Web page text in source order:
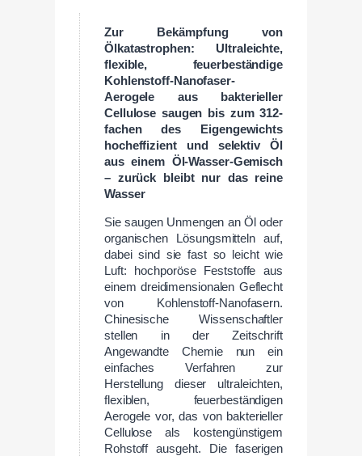
Zur Bekämpfung von
Ölkatastrophen: Ultraleichte,
flexible, feuerbeständige
Kohlenstoff-Nanofaser-
Aerogele aus bakterieller
Cellulose saugen bis zum 312-
fachen des Eigengewichts
hocheffizient und selektiv Öl
aus einemÖl-Wasser-Gemisch
– zurück bleibt nur das reine
Wasser
Sie saugen Unmengen an Öl oder
organischen Lösungsmitteln auf,
dabei sind sie fast so leicht wie
Luft: hochporöse Feststoffe aus
einem dreidimensionalen Geflecht
von Kohlenstoff-Nanofasern.
Chinesische Wissenschaftler
stellen in der Zeitschrift
Angewandte Chemie nun ein
einfaches Verfahren zur
Herstellung dieser ultraleichten,
flexiblen, feuerbeständigen
Aerogele vor, das von bakterieller
Cellulose als kostengünstigem
Rohstoff ausgeht. Die faserigen